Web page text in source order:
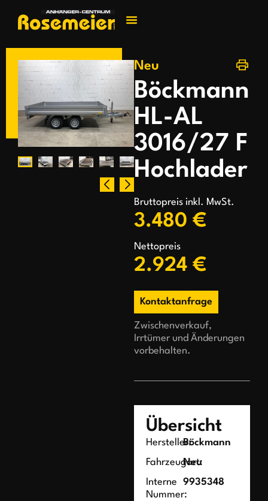
Neu
Böckmann
HL-AL
3016/27 F
Hochlader
Bruttopreis inkl. MwSt.
3.480 €
Nettopreis
2.924 €
Kontaktanfrage
Zwischenverkauf,
Irrtümer und Änderungen
vorbehalten.
Übersicht
Hersteller:Böckmann
Fahrzeugart:
Neu
Interne
Nummer:
9935348